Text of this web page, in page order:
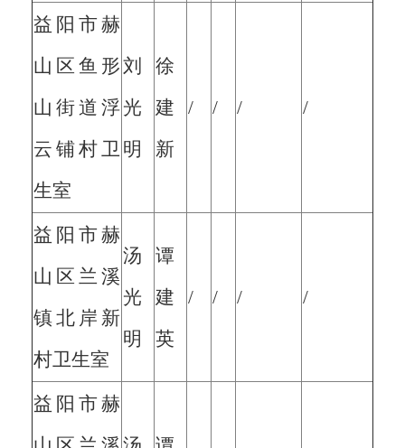
益阳市赫
山区鱼形
山街道浮
云铺村卫
生室
刘
光
明
徐
建
新
/ / / /
益阳市赫
山区兰溪
镇北岸新
村卫生室
汤
光
明
谭
建
英
/ / / /
益阳市赫